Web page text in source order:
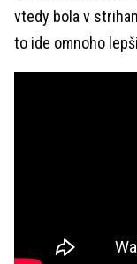
vtedy bola v
to ide omnoho